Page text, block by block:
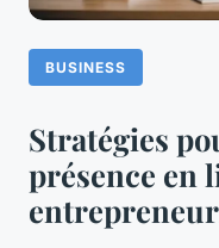
BUSINESS
Stratégies
présence en